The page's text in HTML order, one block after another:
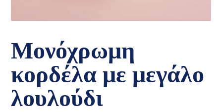
Μονόχρωμη
κορδέλα με μεγάλο
λουλούδι